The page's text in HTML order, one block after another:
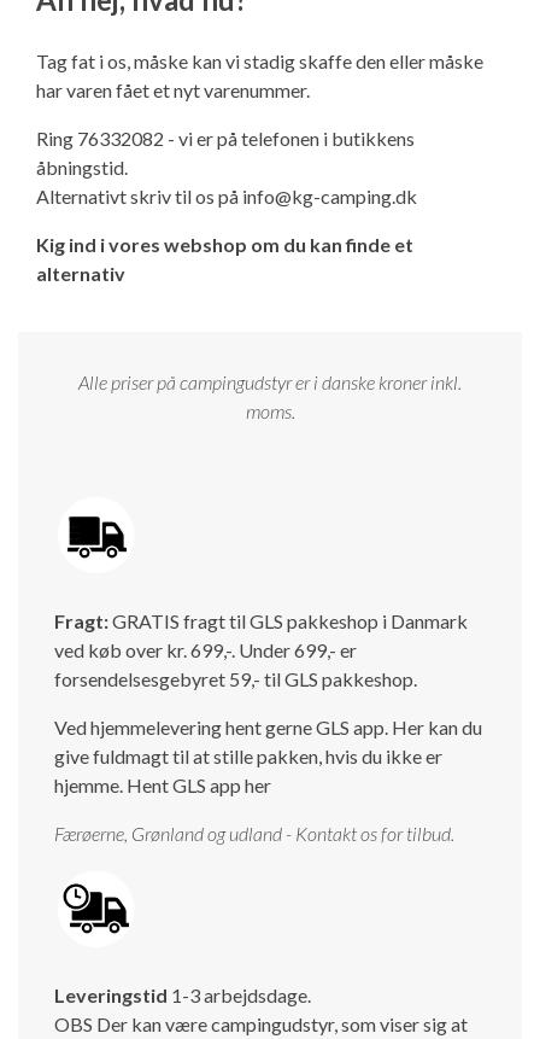
Adria Astella
Next
Hobby Prestige
Hobby Maxia
Ny campingvogn - godt at vide
Lille campingvogn
Finansiering af campingvogn
Vil du sælge din campingvogn?
Brugte telte og udstyr
Isabella Fortelte
Isabella weekend- og vinterfortelte
Isabella Opstillingsvejledninger
Camping erhverv
Adria Coral
Adria Compact
Internet i campingvognen
Aircondition og klimaanlæg
Gas-komfort i din campingvogn
Byvand - rindende vand i campingvognen
GPS tracker til autocamper og campingvogn
Sikker handel
Klagemuligheder
Handelsbetingelser - webshop
Persondata
GPDR - KG Camping Kundeklub
Tag fat i os, måske kan vi stadig skaffe den eller måske
har varen fået et nyt varenummer.
Ring 76332082 - vi er på telefonen i butikkens
åbningstid.
Alternativt skriv til os på info@kg-camping.dk
Kig ind i vores webshop om du kan finde et
alternativ
Alle priser på campingudstyr er i danske kroner inkl.
moms.
Fragt:GRATIS fragt til GLS pakkeshop i Danmark
ved køb over kr. 699,-. Under 699,- er
forsendelsesgebyret 59,- til GLS pakkeshop.
Ved hjemmelevering hent gerne GLS app. Her kan du
give fuldmagt til at stille pakken, hvis du ikke er
hjemme. Hent GLS app her
Færøerne, Grønland og udland - Kontakt os for tilbud.
Leveringstid 1-3 arbejdsdage.
OBS Der kan være campingudstyr, som viser sig at